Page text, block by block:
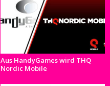
Aus HandyGames wird THQ
Nordic Mobile